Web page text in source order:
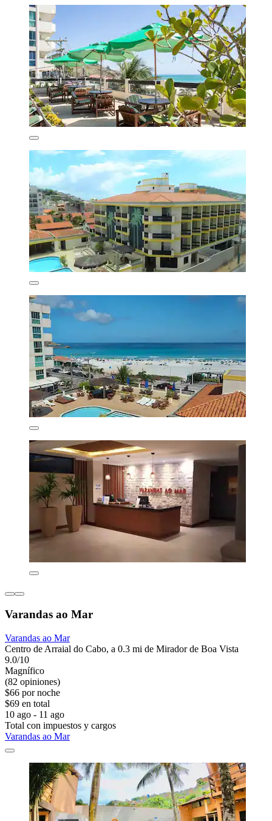
Varandas ao Mar
Varandas ao Mar
Centro de Arraial do Cabo, a 0.3 mi de Mirador de Boa Vista
9.0/10
Magnífico
(82 opiniones)
$66 por noche
$69 en total
10 ago - 11 ago
Total con impuestos y cargos
Varandas ao Mar